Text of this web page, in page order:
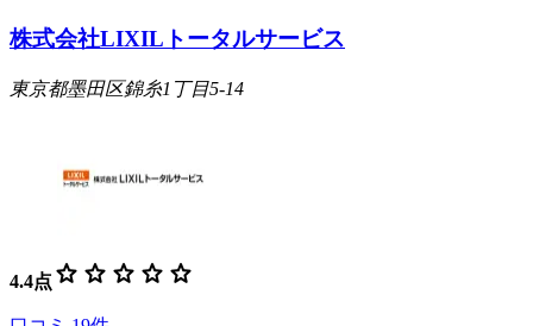
株式会社LIXILトータルサービス
東京都墨田区錦糸1丁目5-14
4.4点 star star star star star